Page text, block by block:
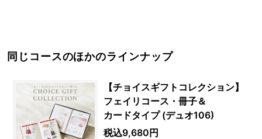
同じコースのほかのラインナップ
【チョイスギフトコレクション】
フェイリコース・冊子＆
カードタイプ (デュオ106)
税込9,680円